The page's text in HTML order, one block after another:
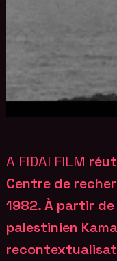
A FIDAI FILM
Centre de
1982. À partir
palestinien